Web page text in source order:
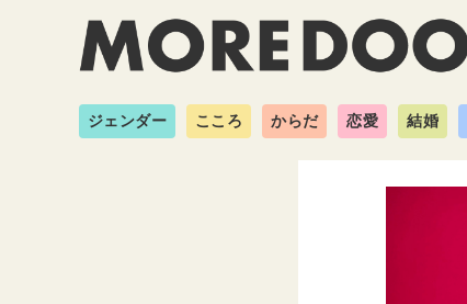
ジェンダー こころ からだ 恋愛 結婚